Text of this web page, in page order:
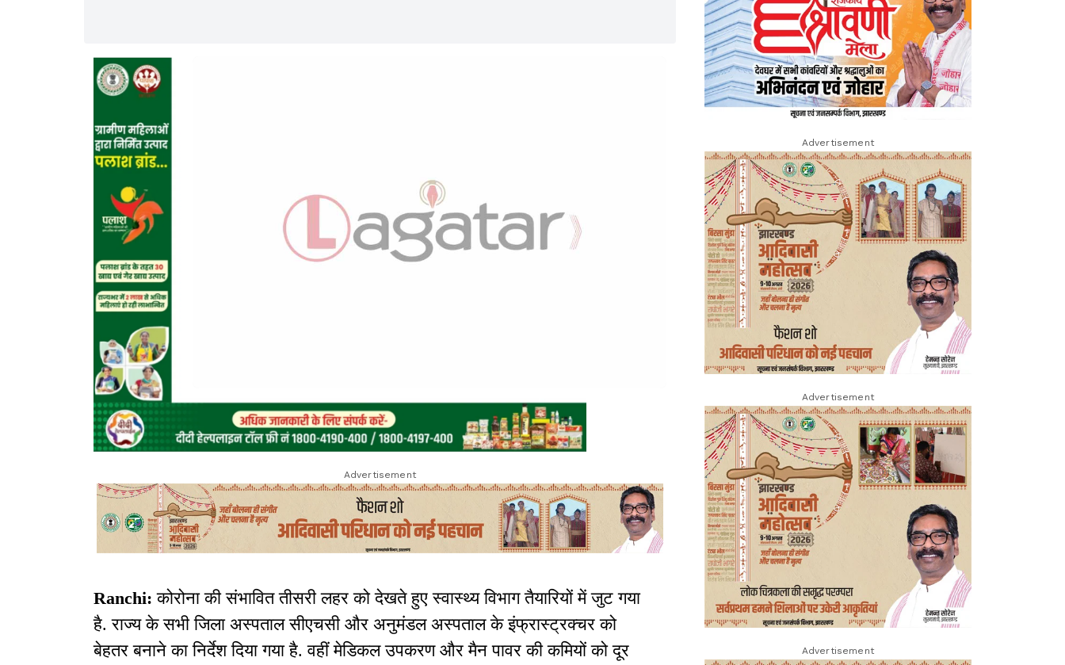
Advertisement
Ranchi: कोरोना की संभावित तीसरी लहर को देखते हुए स्वास्थ्य विभाग तैयारियों में जुट गया
है. राज्य के सभी जिला अस्पताल सीएचसी और अनुमंडल अस्पताल के इंफ्रास्ट्रक्चर को
बेहतर बनाने का निर्देश दिया गया है. वहीं मेडिकल उपकरण और मैन पावर की कमियों को दूर
Advertisement
Advertisement
Advertisement